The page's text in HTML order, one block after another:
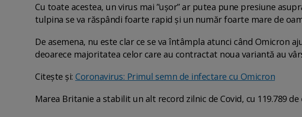
Cu toate acestea, un virus mai ”ușor” ar putea pune presiune
tulpina se va răspândi foarte rapid și un număr foarte mare de
De asemena, nu este clar ce se va întâmpla atunci când Omicron
deoarece majoritatea celor care au contractat noua variantă au
Citește și: Coronavirus: Primul semn de infectare cu Omicron
Marea Britanie a stabilit un alt record zilnic de Covid, cu 119.789